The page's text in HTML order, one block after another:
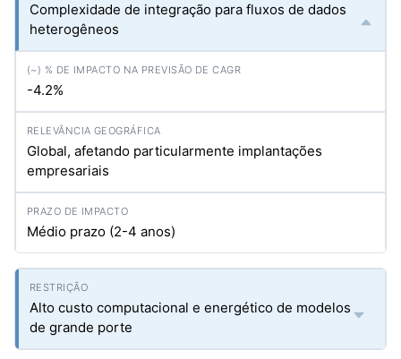
Complexidade de integração para fluxos de dados
heterogêneos
-4.2%
Global, afetando particularmente implantações
empresariais
Médio prazo (2-4 anos)
Alto custo computacional e energético de modelos
de grande porte